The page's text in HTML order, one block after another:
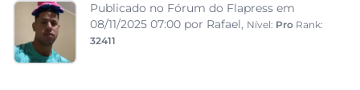
Publicado no Fórum do Flapress em
08/11/2025 07:00 por Rafael, Nível: Pro Rank:
32411